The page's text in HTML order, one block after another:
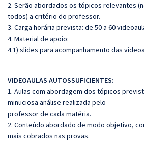
2. Serão abordados os tópicos relevantes
todos) a critério do professor.
3. Carga horária prevista: de 50 a 60
4. Material de apoio:
4.1) slides para acompanhamento das
VIDEOAULAS AUTOSSUFICIENTES:
1. Aulas com abordagem dos tópicos
minuciosa análise realizada pelo
professor de cada matéria.
2. Conteúdo abordado de modo objetivo,
mais cobrados nas provas.